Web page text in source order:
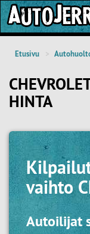
Etusivu
HINTA
vaihto
Autoilijat